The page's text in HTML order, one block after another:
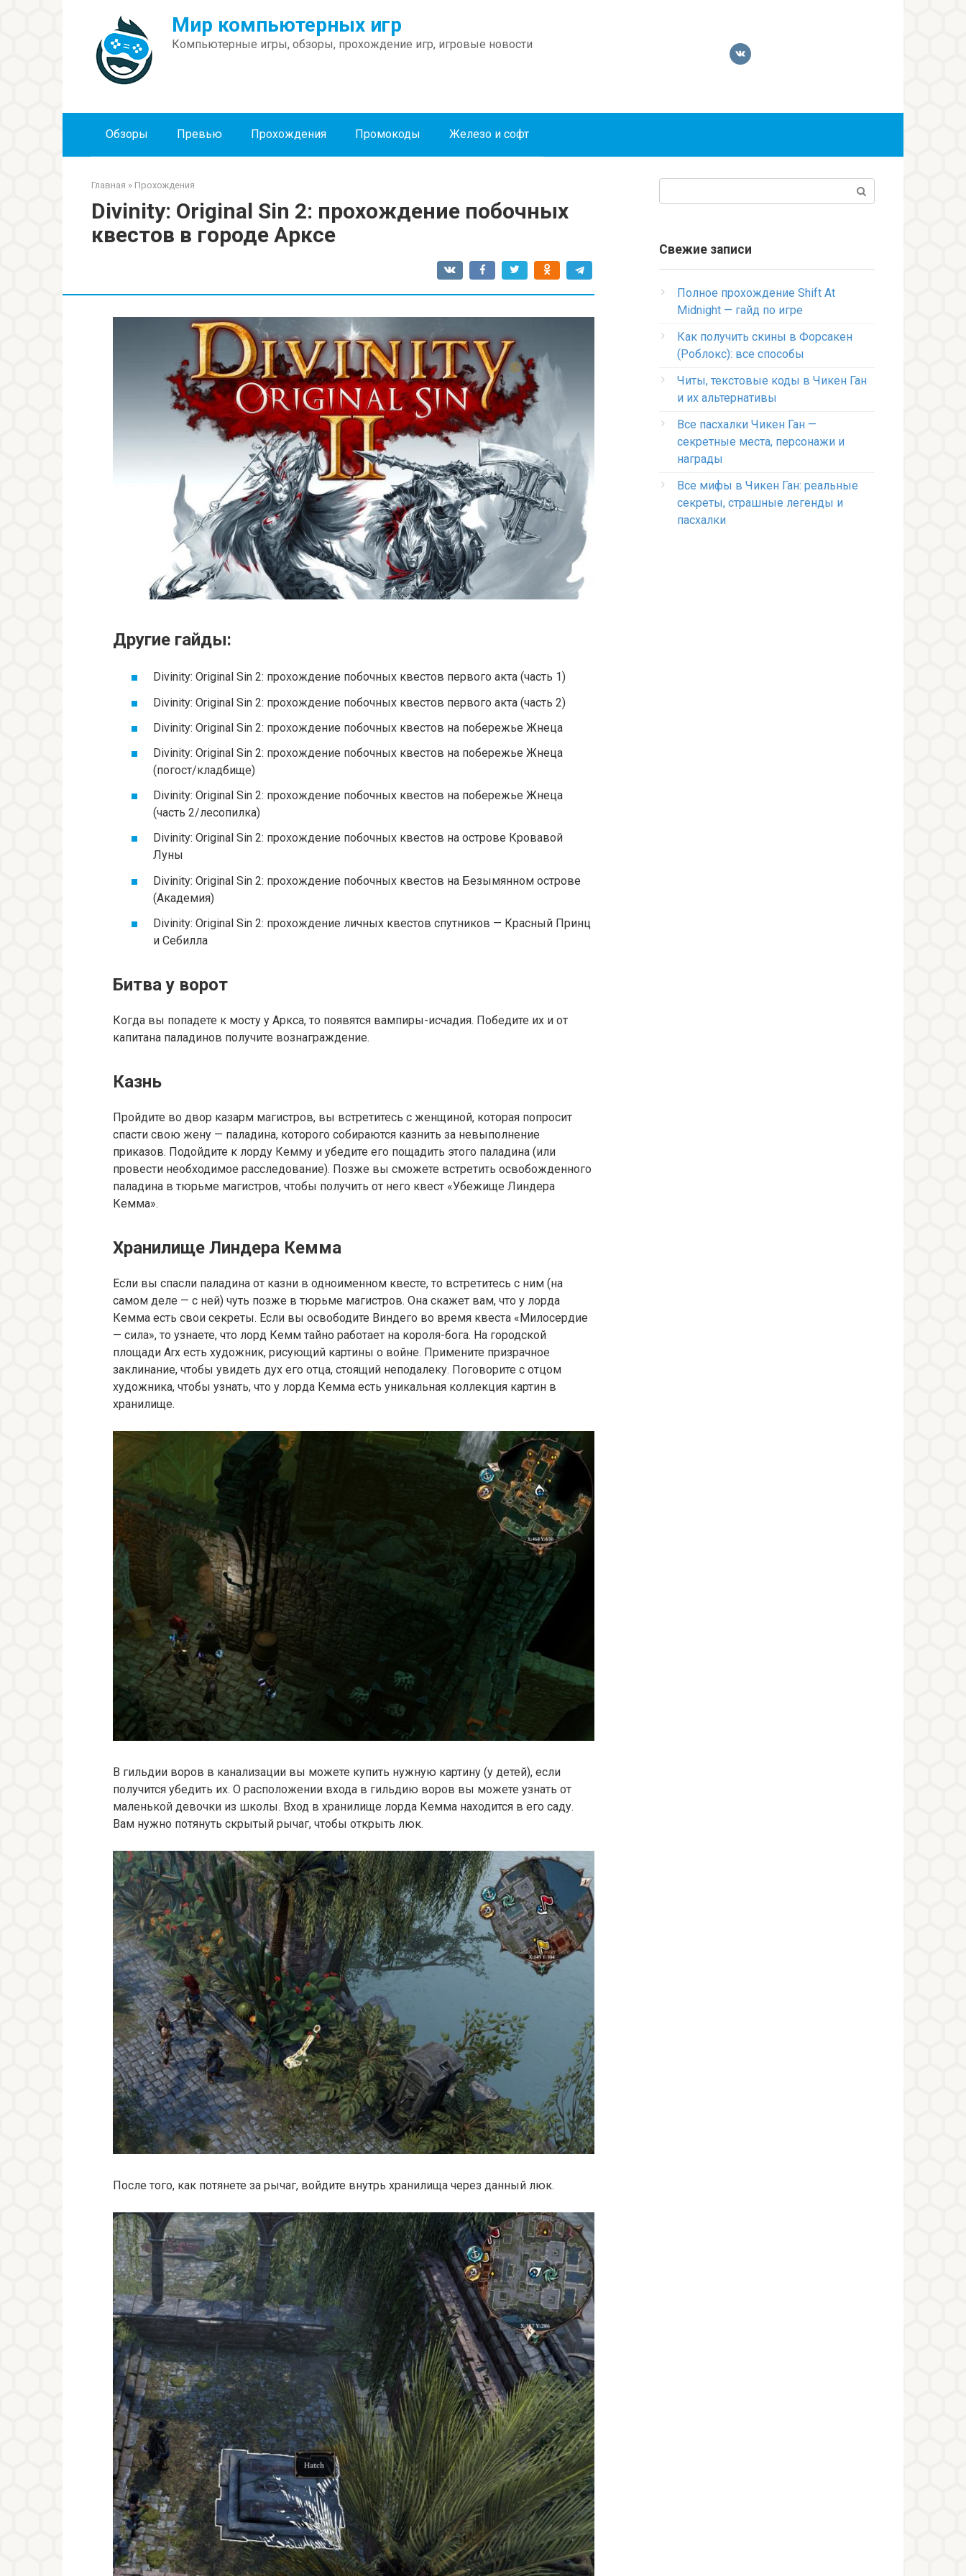
Мир компьютерных игр
Компьютерные игры, обзоры, прохождение игр, игровые новости
Обзоры Превью Прохождения Промокоды Железо и софт
Главная » Прохождения
Divinity: Original Sin 2: прохождение побочных
квестов в городе Арксе
Другие гайды:
Divinity: Original Sin 2: прохождение побочных квестов первого акта (часть 1)
Divinity: Original Sin 2: прохождение побочных квестов первого акта (часть 2)
Divinity: Original Sin 2: прохождение побочных квестов на побережье Жнеца
Divinity: Original Sin 2: прохождение побочных квестов на побережье Жнеца
(погост/кладбище)
Divinity: Original Sin 2: прохождение побочных квестов на побережье Жнеца
(часть 2/лесопилка)
Divinity: Original Sin 2: прохождение побочных квестов на острове Кровавой
Луны
Divinity: Original Sin 2: прохождение побочных квестов на Безымянном острове
(Академия)
Divinity: Original Sin 2: прохождение личных квестов спутников — Красный Принц
и Себилла
Битва у ворот
Когда вы попадете к мосту у Аркса, то появятся вампиры-исчадия. Победите их и от
капитана паладинов получите вознаграждение.
Казнь
Пройдите во двор казарм магистров, вы встретитесь с женщиной, которая попросит
спасти свою жену — паладина, которого собираются казнить за невыполнение
приказов. Подойдите к лорду Кемму и убедите его пощадить этого паладина (или
провести необходимое расследование). Позже вы сможете встретить освобожденного
паладина в тюрьме магистров, чтобы получить от него квест «Убежище Линдера
Кемма».
Хранилище Линдера Кемма
Если вы спасли паладина от казни в одноименном квесте, то встретитесь с ним (на
самом деле — с ней) чуть позже в тюрьме магистров. Она скажет вам, что у лорда
Кемма есть свои секреты. Если вы освободите Виндего во время квеста «Милосердие
— сила», то узнаете, что лорд Кемм тайно работает на короля-бога. На городской
площади Arx есть художник, рисующий картины о войне. Примените призрачное
заклинание, чтобы увидеть дух его отца, стоящий неподалеку. Поговорите с отцом
художника, чтобы узнать, что у лорда Кемма есть уникальная коллекция картин в
хранилище.
В гильдии воров в канализации вы можете купить нужную картину (у детей), если
получится убедить их. О расположении входа в гильдию воров вы можете узнать от
маленькой девочки из школы. Вход в хранилище лорда Кемма находится в его саду.
Вам нужно потянуть скрытый рычаг, чтобы открыть люк.
После того, как потянете за рычаг, войдите внутрь хранилища через данный люк.
Свежие записи
Полное прохождение Shift At
Midnight — гайд по игре
Как получить скины в Форсакен
(Роблокс): все способы
Читы, текстовые коды в Чикен Ган
и их альтернативы
Все пасхалки Чикен Ган —
секретные места, персонажи и
награды
Все мифы в Чикен Ган: реальные
секреты, страшные легенды и
пасхалки